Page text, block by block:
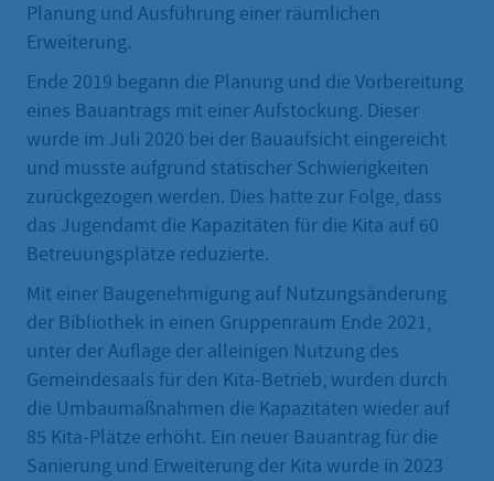
Planung und Ausführung einer räumlichen
Erweiterung.
Ende 2019 begann die Planung und die Vorbereitung
eines Bauantrags mit einer Aufstockung. Dieser
wurde im Juli 2020 bei der Bauaufsicht eingereicht
und musste aufgrund statischer Schwierigkeiten
zurückgezogen werden. Dies hatte zur Folge, dass
das Jugendamt die Kapazitäten für die Kita auf 60
Betreuungsplätze reduzierte.
Mit einer Baugenehmigung auf Nutzungsänderung
der Bibliothek in einen Gruppenraum Ende 2021,
unter der Auflage der alleinigen Nutzung des
Gemeindesaals für den Kita-Betrieb, wurden durch
die Umbaumaßnahmen die Kapazitäten wieder auf
85 Kita-Plätze erhöht. Ein neuer Bauantrag für die
Sanierung und Erweiterung der Kita wurde in 2023